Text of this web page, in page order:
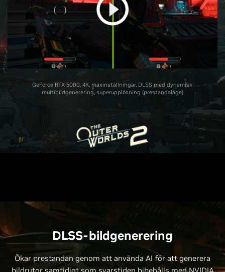
GeForce RTX 5080, 4K, maxinställningar, DLSS med dynamisk
multibildgenerering, superupplösning (prestandaläge)
DLSS-bildgenerering
Ökar prestandan genom att använda AI för att generera